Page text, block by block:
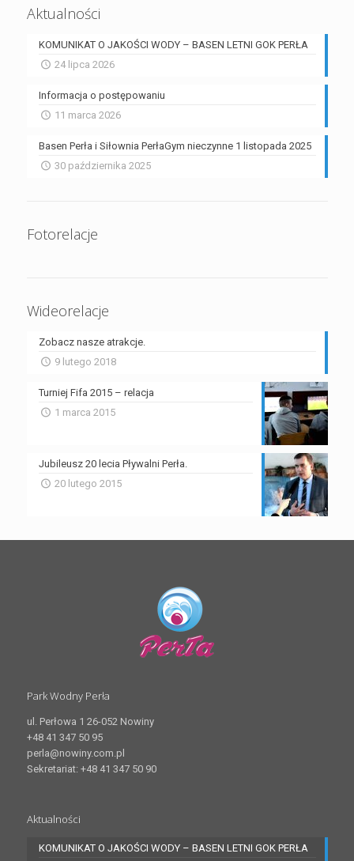
Aktualności
KOMUNIKAT O JAKOŚCI WODY – BASEN LETNI GOK PERŁA
24 lipca 2026
Informacja o postępowaniu
11 marca 2026
Basen Perła i Siłownia PerłaGym nieczynne 1 listopada 2025
30 października 2025
Fotorelacje
Wideorelacje
Zobacz nasze atrakcje.
9 lutego 2018
Turniej Fifa 2015 – relacja
1 marca 2015
Jubileusz 20 lecia Pływalni Perła.
20 lutego 2015
Park Wodny Perła
ul. Perłowa 1 26-052 Nowiny
+48 41 347 50 95
perla@nowiny.com.pl
Sekretariat: +48 41 347 50 90
Aktualności
KOMUNIKAT O JAKOŚCI WODY – BASEN LETNI GOK PERŁA